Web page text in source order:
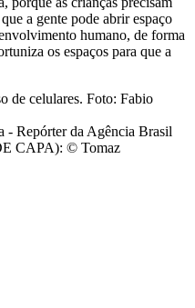
a gente pode abrir espaço
humano, de forma
os espaços para que a
de celulares. Foto: Fabio
- Repórter da Agência Brasil
CAPA): © Tomaz